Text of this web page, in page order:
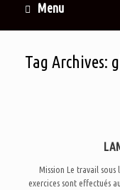
Menu
Tag Archives:
Mission Le travail
exercices sont effectués